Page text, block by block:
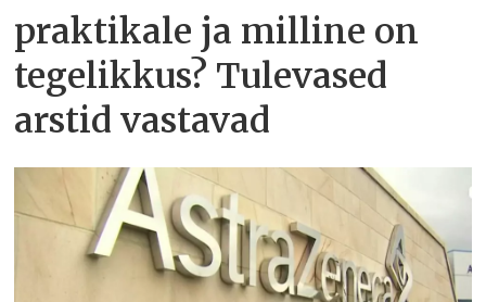
praktikale ja milline on
tegelikkus? Tulevased
arstid vastavad